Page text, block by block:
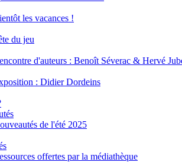
les vacances !
du jeu
d'auteurs : Benoît Séverac & Hervé
: Didier Dordeins
de l'été 2025
offertes par la médiathèque